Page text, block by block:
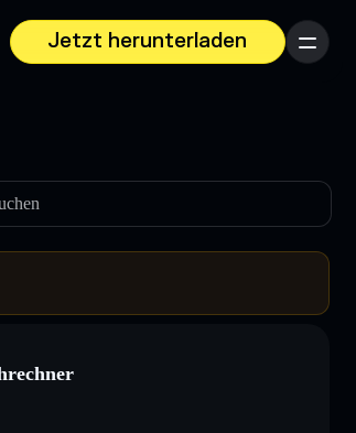
Jetzt herunterladen
Menü